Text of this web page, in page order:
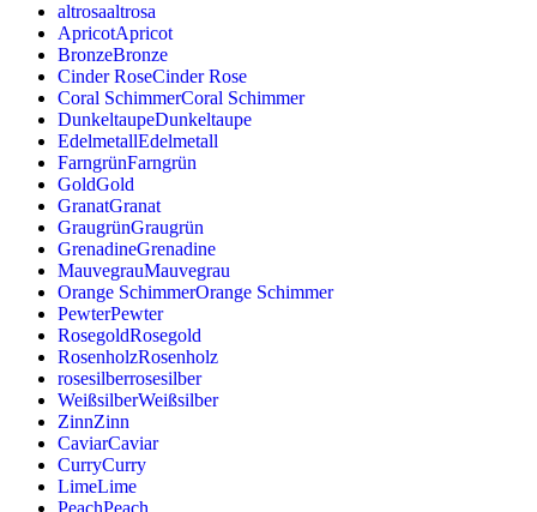
altrosaaltrosa
ApricotApricot
BronzeBronze
Cinder RoseCinder Rose
Coral SchimmerCoral Schimmer
DunkeltaupeDunkeltaupe
EdelmetallEdelmetall
FarngrünFarngrün
GoldGold
GranatGranat
GraugrünGraugrün
GrenadineGrenadine
MauvegrauMauvegrau
Orange SchimmerOrange Schimmer
PewterPewter
RosegoldRosegold
RosenholzRosenholz
rosesilberrosesilber
WeißsilberWeißsilber
ZinnZinn
CaviarCaviar
CurryCurry
LimeLime
PeachPeach